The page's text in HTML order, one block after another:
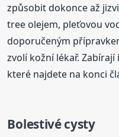
způsobit dokonce až
tree olejem, pleťovou
doporučeným
zvolí kožní lékař.
které najdete na konci
Bolestivé cysty